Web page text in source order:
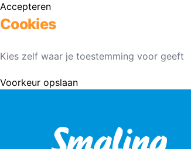
Accepteren
Cookies
Kies zelf waar je toestemming voor geeft
Voorkeur opslaan